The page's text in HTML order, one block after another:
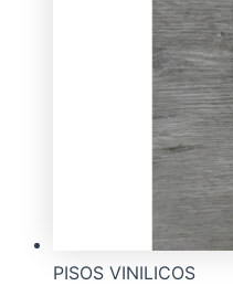
PISOS VINILICOS